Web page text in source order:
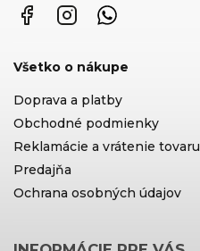
FacebookInstagram
Všetko o nákupe
Doprava a platby
Obchodné podmienky
Reklamácie a vrátenie tovaru
Predajňa
Ochrana osobných údajov